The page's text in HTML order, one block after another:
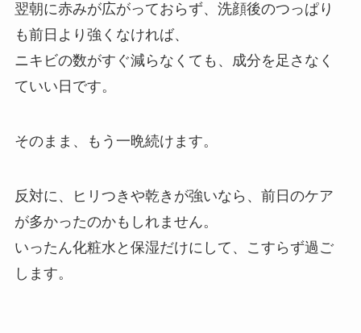
翌朝に赤みが広がっておらず、洗顔後のつっぱり
も前日より強くなければ、
ニキビの数がすぐ減らなくても、成分を足さなく
ていい日です。
そのまま、もう一晩続けます。
反対に、ヒリつきや乾きが強いなら、前日のケア
が多かったのかもしれません。
いったん化粧水と保湿だけにして、こすらず過ご
します。